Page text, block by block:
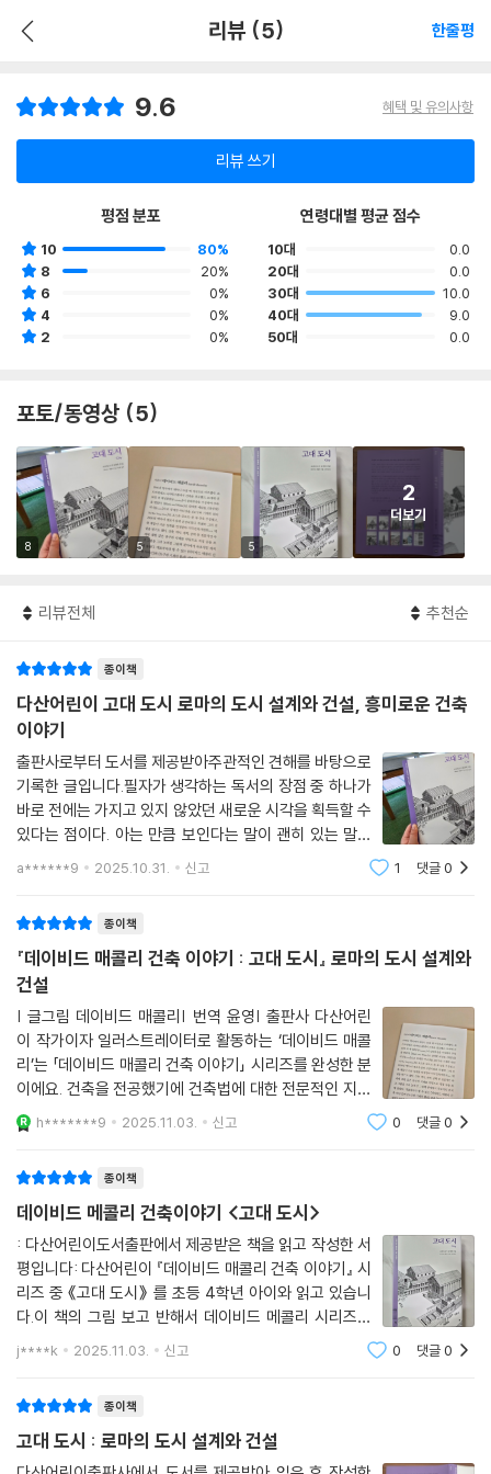
리뷰 (5) 한줄평
9.6 혜택 및 유의사항
리뷰 쓰기
평점 분포
10
80%
8
20%
6
0%
4
0%
2
0%
연령대별 평균 점수
10대
0.0
20대
0.0
30대
10.0
40대
9.0
50대
0.0
포토/동영상 (5)
8 5 5
2
더보기
리뷰전체 추천순
종이책
다산어린이 고대 도시 로마의 도시 설계와 건설, 흥미로운 건축
이야기
출판사로부터 도서를 제공받아주관적인 견해를 바탕으로
기록한 글입니다.필자가 생각하는 독서의 장점 중 하나가
바로 전에는 가지고 있지 않았던 새로운 시각을 획득할 수
있다는 점이다. 아는 만큼 보인다는 말이 괜히 있는 말이
아니다. 사회 현상이나 문제를 바라볼 때도 딱 내가 아는
a******9 2025.10.31. 신고 1 댓글0
종이책
『데이비드 매콜리 건축 이야기 : 고대 도시』 로마의 도시 설계와
건설
| 글그림 데이비드 매콜리| 번역 윤영| 출판사 다산어린
이 작가이자 일러스트레이터로 활동하는 ‘데이비드 매콜
리’는 「데이비드 매콜리 건축 이야기」 시리즈를 완성한 분
이에요. 건축을 전공했기에 건축법에 대한 전문적인 지식
이 있었고, 누구나 궁금해하는 불가사의한 건축물에 대해
작가의 독창적인 이야기로 종이 위에 펜션을 담아 매콜리
h*******9 2025.11.03. 신고 0 댓글0
종이책
데이비드 메콜리 건축이야기 <고대 도시>
: 다산어린이도서출판에서 제공받은 책을 읽고 작성한 서
평입니다: 다산어린이 『데이비드 매콜리 건축 이야기』 시
리즈 중 《고대 도시》 를 초등 4학년 아이와 읽고 있습니
다.이 책의 그림 보고 반해서 데이비드 메콜리 시리즈를
집에 들였는데요. 기대보다 아이도 로마 건축 이야기를 흥
미롭게 읽었습니다.🏛️ 『고대 도시』《고대 도시》는 고대
j****k 2025.11.03. 신고 0 댓글0
종이책
고대 도시 : 로마의 도시 설계와 건설